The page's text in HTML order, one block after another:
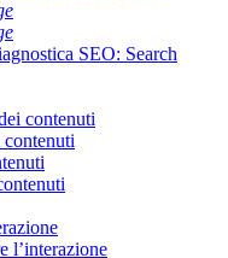
SEO: Search
contenuti
l’interazione